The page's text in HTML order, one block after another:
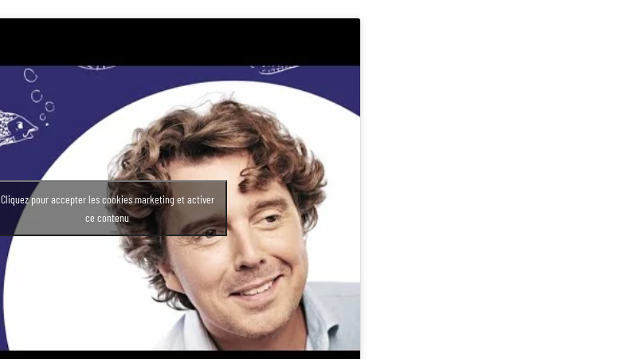
Cliquez pour accepter les cookies marketing et activer
ce contenu